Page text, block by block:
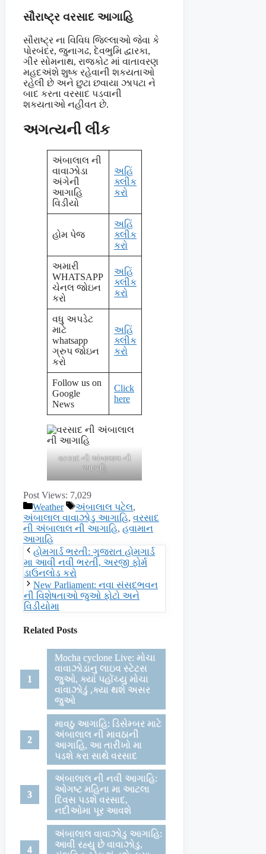
સૌરાષ્ટ્ર વરસાદ આગાહિ
સૌરાષ્ટ્ર ના વિવિધ જિલ્લાઓ જેવા કે
પોરબંદર, જુનાગઢ, દેવભુમિ દ્વારકા,
ગીર સોમનાથ, રાજકોટ માં વાતાવરણ
મહદઅંશે શુષ્ક રહેવાની શકયતાઓ
રહેલી છે અને છુટા છવાયા ઝાપટા ને
બાદ કરતા વરસાદ પડવાની
શકયતાઓ નહીવત છે.
અગત્યની લીંક
અંબાલાલ ની
વાવાઝોડા
અંગેની
આગાહિ
વિડીયો
અહિં
ક્લીક
કરો
હોમ પેજ
અહિં
ક્લીક
કરો
અમારી
WHATSAPP
ચેનલ જોઇન
કરો
અહિં
ક્લીક
કરો
વધુ અપડેટ
માટે
whatsapp
ગ્રુપ જોઇન
કરો
અહિં
ક્લીક
કરો
Follow us on
Google
News
Click
here
વરસાદ ની અંબાલાલ ની
આગાહિ
Post Views: 7,029
Categories
Weather Tags
અંબાલાલ પટેલ,
અંબાલાલ વાવાઝોડુ આગાહિ, વરસાદ
ની અંબાલાલ ની આગાહિ, હવામાન
આગાહિ
હોમગાર્ડ ભરતી: ગુજરાત હોમગાર્ડ
મા આવી નવી ભરતી, અરજી ફોર્મ
ડાઉનલોડ કરો
New Parliament: નવા સંસદભવન
ની વિશેષતાઓ જુઓ ફોટો અને
વિડીયોમા
Related Posts
Mocha cyclone Live: મોચા
વાવાઝોડાનુ લાઇવ સ્ટેટસ
જુઓ, ક્યાં પહોંચ્યુ મોચા
વાવાઝોડું ,ક્યા થશે અસર
જુઓ
માવઠુ આગાહિ: ડિસેમ્બર માટે
અંબાલાલ ની માવઠાની
આગાહિ, આ તારીખો મા
પડશે કરા સાથે વરસાદ
અંબાલાલ ની નવી આગાહિ:
ઓગષ્ટ મહિના મા આટલા
દિવસ પડશે વરસાદ,
નદીઓમા પૂર આવશે
અંબાલાલ વાવાઝોડુ આગાહિ:
આવી રહ્યુ છે વાવાઝોડુ,